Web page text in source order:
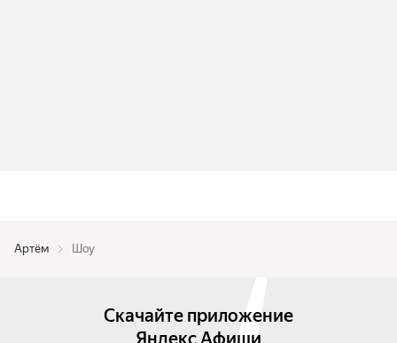
Артём Шоу
Скачайте приложение
Яндекс Афиши